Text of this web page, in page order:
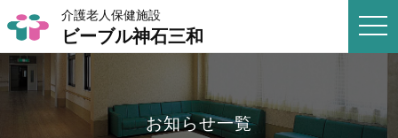
介護老人保健施設
ビーブル神石三和
お知らせ一覧